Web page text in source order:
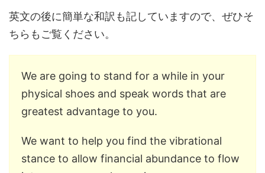
英文の後に簡単な和訳も記していますので、ぜひそ
ちらもご覧ください。
We are going to stand for a while in your
physical shoes and speak words that are
greatest advantage to you.
We want to help you find the vibrational
stance to allow financial abundance to flow